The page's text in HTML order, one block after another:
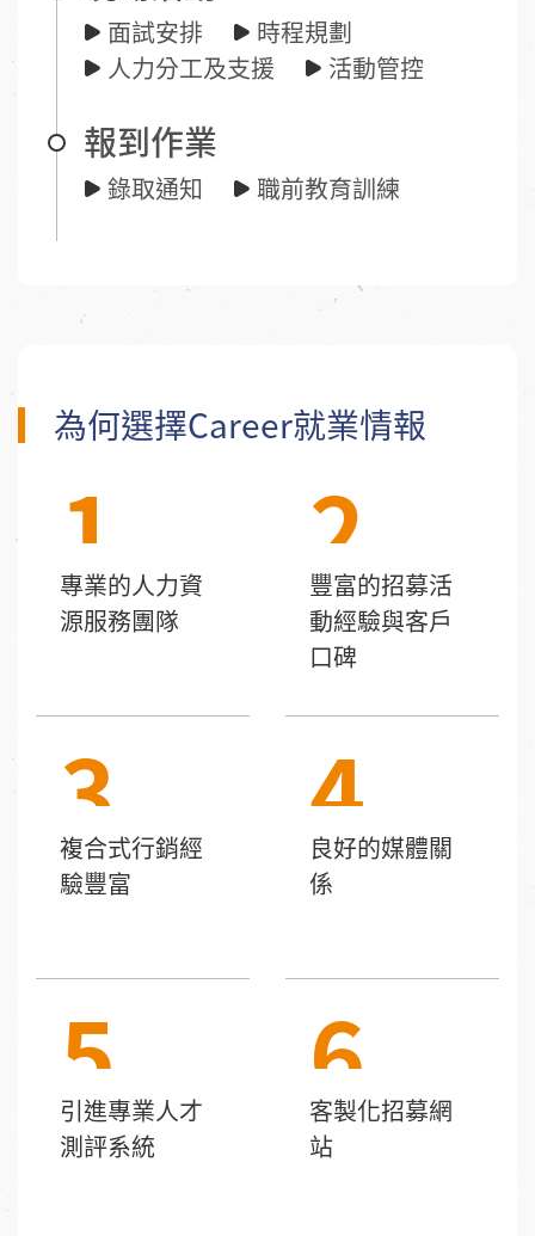
面試安排
時程規劃
人力分工及支援
活動管控
報到作業
錄取通知 職前教育訓練
為何選擇Career就業情報
1
專業的人力資
源服務團隊
2
豐富的招募活
動經驗與客戶
口碑
3
複合式行銷經
驗豐富
4
良好的媒體關
係
5
引進專業人才
測評系統
6
客製化招募網
站